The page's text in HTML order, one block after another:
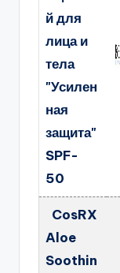
й для
лица и
тела
"Усилен
ная
защита"
SPF-
50
CosRX
Aloe
Soothin